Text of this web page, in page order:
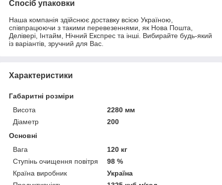
Спосіб упаковки
Наша компанія здійснює доставку всією Україною,
співпрацюючи з такими перевезеннями, як Нова Пошта,
Делівері, Інтайм, Нічний Експрес та інші. Вибирайте будь-який
із варіантів, зручний для Вас.
Характеристики
Габаритні розміри
Висота
2280 мм
Діаметр
200
Основні
Вага
120 кг
Ступінь очищення повітря
98 %
Країна виробник
Україна